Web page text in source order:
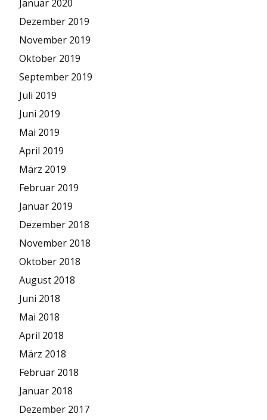
Januar 2020
Dezember 2019
November 2019
Oktober 2019
September 2019
Juli 2019
Juni 2019
Mai 2019
April 2019
März 2019
Februar 2019
Januar 2019
Dezember 2018
November 2018
Oktober 2018
August 2018
Juni 2018
Mai 2018
April 2018
März 2018
Februar 2018
Januar 2018
Dezember 2017